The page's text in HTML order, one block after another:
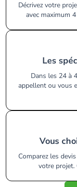
Décrivez votre
avec maximum
Les
Dans les 24 à
appellent ou vous
Vous
Comparez les
votre projet.